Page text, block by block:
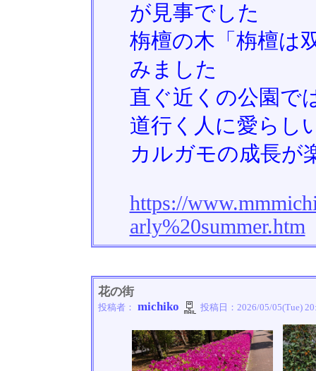
が見事でした
栴檀の木「栴檀は
みました
直ぐ近くの公園で
道行く人に愛らし
カルガモの成長が
https://
arly%20summer.htm
花の街
投稿者： michiko 投稿日： 2026/05/05(Tue)